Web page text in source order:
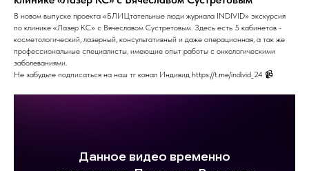
В новом выпуске проекта «БЛИЦтательные люди журнала INDIVID» экскурсия
по клинике «Лазер КС» с Вячеславом Сустретовым. Здесь есть 5 кабинетов -
косметологический, лазерный, консультативный и даже операционная, а так же
профессиональные специалисты, имеющие опыт работы с онкологическими
заболеваниями.
Не забудьте подписаться на наш тг канал Индивид https://t.me/individ_24 📹